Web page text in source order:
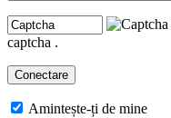
captcha .
Amintește-ți de mine